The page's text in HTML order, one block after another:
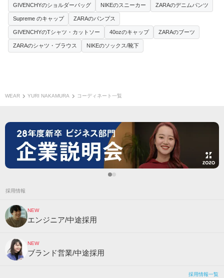
GIVENCHYのショルダーバッグ NIKEのスニーカー ZARAのデニムパンツ
Supreme のキャップ ZARAのパンプス
GIVENCHYのTシャツ・カットソー 40ozのキャップ ZARAのブーツ
ZARAのシャツ・ブラウス NIKEのソックス/靴下
WEAR YURI NAKAMURA コーディネート一覧
採用情報
NEW
エンジニア/中途採用
NEW
ブランド営業/中途採用
採用情報一覧